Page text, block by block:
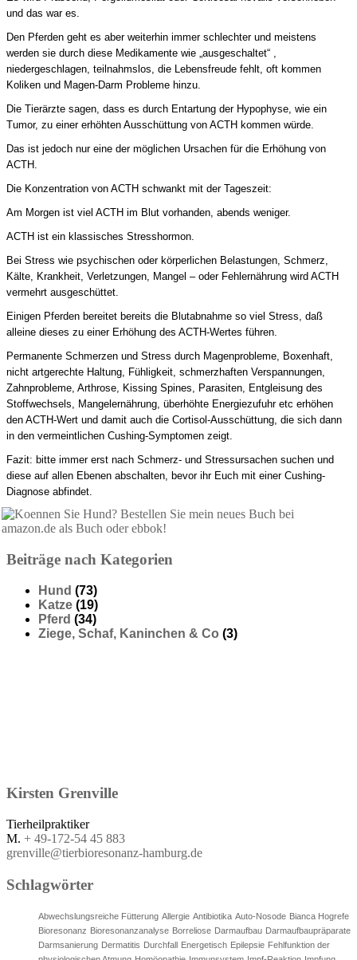
und das war es.
Den Pferden geht es aber weiterhin immer schlechter und meistens
werden sie durch diese Medikamente wie „ausgeschaltet“ ,
niedergeschlagen, teilnahmslos, die Lebensfreude fehlt, oft kommen
Koliken und Magen-Darm Probleme hinzu.
Die Tierärzte sagen, dass es durch Entartung der Hypophyse, wie ein
Tumor, zu einer erhöhten Ausschüttung von ACTH kommen würde.
Das ist jedoch nur eine der möglichen Ursachen für die Erhöhung von
ACTH.
Die Konzentration von ACTH schwankt mit der Tageszeit:
Am Morgen ist viel ACTH im Blut vorhanden, abends weniger.
ACTH ist ein klassisches Stresshormon.
Bei Stress wie psychischen oder körperlichen Belastungen, Schmerz,
Kälte, Krankheit, Verletzungen, Mangel – oder Fehlernährung wird ACTH
vermehrt ausgeschüttet.
Einigen Pferden bereitet bereits die Blutabnahme so viel Stress, daß
alleine dieses zu einer Erhöhung des ACTH-Wertes führen.
Permanente Schmerzen und Stress durch Magenprobleme, Boxenhaft,
nicht artgerechte Haltung, Fühligkeit, schmerzhaften Verspannungen,
Zahnprobleme, Arthrose, Kissing Spines, Parasiten, Entgleisung des
Stoffwechsels, Mangelernährung, überhöhte Energiezufuhr etc erhöhen
den ACTH-Wert und damit auch die Cortisol-Ausschüttung, die sich dann
in den vermeintlichen Cushing-Symptomen zeigt.
Fazit: bitte immer erst nach Schmerz- und Stressursachen suchen und
diese auf allen Ebenen abschalten, bevor ihr Euch mit einer Cushing-
Diagnose abfindet.
Beiträge nach Kategorien
Hund (73)
Katze (19)
Pferd (34)
Ziege, Schaf, Kaninchen & Co (3)
Kirsten Grenville
Tierheilpraktiker
M. + 49-172-54 45 883
grenville@tierbioresonanz-hamburg.de
Schlagwörter
Abwechslungsreiche Fütterung Allergie Antibiotika Auto-Nosode Bianca Hogrefe
Bioresonanz Bioresonanzanalyse Borreliose Darmaufbau Darmaufbaupräparate
Darmsanierung Dermatitis Durchfall Energetisch Epilepsie Fehlfunktion der